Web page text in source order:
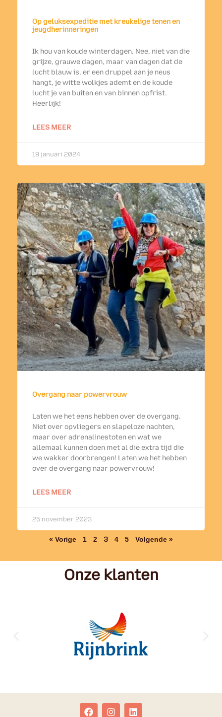
Op geluksexpeditie met kreukelige tenen en
jeugdherinneringen
Ik hou van koude winterdagen. Nee, niet van die
grijze, grauwe dagen, maar van dagen dat de
lucht blauw is, er een druppel aan je neus
hangt, je witte wolkjes ademt en de koude
lucht je van buiten en van binnen opfrist.
Heerlijk!
LEES MEER
19 januari 2024
Overgang naar powervrouw
Laten we het eens hebben over de overgang.
Niet over opvliegers en slapeloze nachten,
maar over adrenalinestoten en wat we
allemaal kunnen doen met al die extra tijd die
we wakker doorbrengen! Laten we het hebben
over de overgang naar powervrouw!
LEES MEER
25 november 2023
« Vorige 1 2 3 4 5 Volgende »
Onze klanten